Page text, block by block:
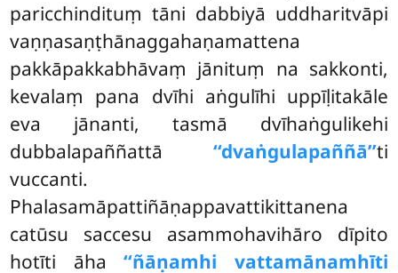
paricchindituṃ tāni dabbiyā uddharitvāpi
vaṇṇasaṇṭhānaggahaṇamattena
pakkāpakkabhāvaṃ jānituṃ na sakkonti,
kevalaṃ pana dvīhi aṅgulīhi uppīḷitakāle
eva jānanti, tasmā dvīhaṅgulikehi
dubbalapaññattā ‘‘dvaṅgulapaññā’’ti
vuccanti.
Phalasamāpattiñāṇappavattikittanena
catūsu saccesu asammohavihāro dīpito
hotīti āha‘‘ñāṇamhi vattamānamhīti